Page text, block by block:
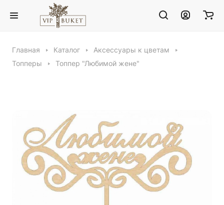
Главная Каталог
Аксессуары к цветам
Топперы
Топпер "Любимой жене"